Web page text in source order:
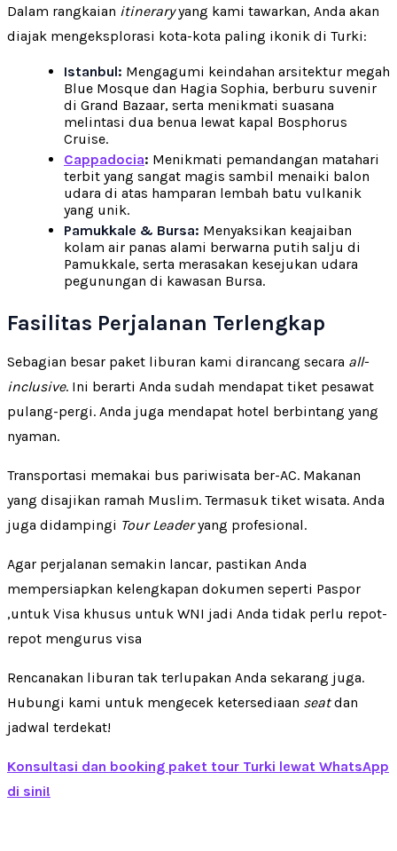
Dalam rangkaian itineraryyang kami tawarkan, Anda akan
diajak mengeksplorasi kota-kota paling ikonik di Turki:
Istanbul: Mengagumi keindahan arsitektur megah
Blue Mosque dan Hagia Sophia, berburu suvenir
di Grand Bazaar, serta menikmati suasana
melintasi dua benua lewat kapal Bosphorus
Cruise.
Cappadocia: Menikmati pemandangan matahari
terbit yang sangat magis sambil menaiki balon
udara di atas hamparan lembah batu vulkanik
yang unik.
Pamukkale & Bursa: Menyaksikan keajaiban
kolam air panas alami berwarna putih salju di
Pamukkale, serta merasakan kesejukan udara
pegunungan di kawasan Bursa.
Fasilitas Perjalanan Terlengkap
Sebagian besar paket liburan kami dirancang secara all-
inclusive. Ini berarti Anda sudah mendapat tiket pesawat
pulang-pergi. Anda juga mendapat hotel berbintang yang
nyaman.
Transportasi memakai bus pariwisata ber-AC. Makanan
yang disajikan ramah Muslim. Termasuk tiket wisata. Anda
juga didampingi Tour Leaderyang profesional.
Agar perjalanan semakin lancar, pastikan Anda
mempersiapkan kelengkapan dokumen seperti Paspor
,untuk Visa khusus untuk WNI jadi Anda tidak perlu repot-
repot mengurus visa
Rencanakan liburan tak terlupakan Anda sekarang juga.
Hubungi kami untuk mengecek ketersediaan seatdan
jadwal terdekat!
Konsultasi dan booking paket tour Turki lewat WhatsApp
di sini!